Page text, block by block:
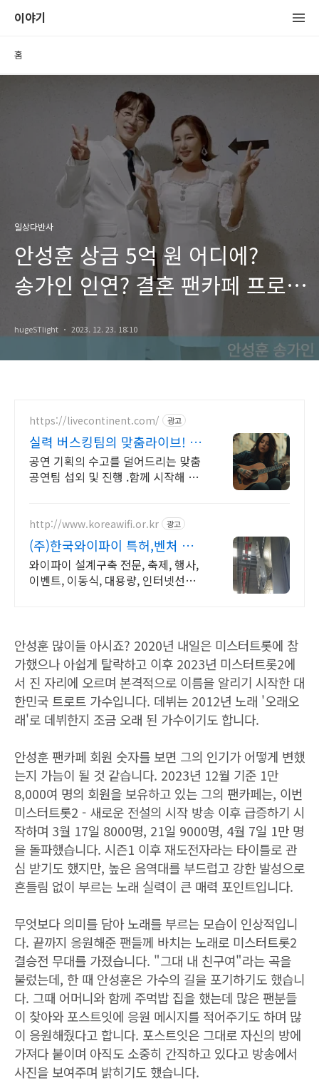
이야기
홈
일상다반사
안성훈 상금 5억 원 어디에?
송가인 인연? 결혼 팬카페 프로필
hugeSTlight 2023. 12. 23. 18:10
https://livecontinent.com/ 광고
실력 버스킹팀의 맞춤라이브! 버
스킹TV의 새 이름
공연 기획의 수고를 덜어드리는 맞춤
공연팀 섭외 및 진행 .함께 시작해 보
http://www.koreawifi.or.kr 광고
(주)한국와이파이 특허,벤처 빠
른상담 가능
와이파이 설계구축 전문, 축제, 행사,
이벤트, 이동식, 대용량, 인터넷선로
안성훈 많이들 아시죠? 2020년 내일은 미스터트롯에 참
가했으나 아쉽게 탈락하고 이후 2023년 미스터트롯2에
서 진 자리에 오르며 본격적으로 이름을 알리기 시작한 대
한민국 트로트 가수입니다. 데뷔는 2012년 노래 '오래오
래'로 데뷔한지 조금 오래 된 가수이기도 합니다.
안성훈 팬카페 회원 숫자를 보면 그의 인기가 어떻게 변했
는지 가늠이 될 것 같습니다. 2023년 12월 기준 1만
8,000여 명의 회원을 보유하고 있는 그의 팬카페는, 이번
미스터트롯2 - 새로운 전설의 시작 방송 이후 급증하기 시
작하며 3월 17일 8000명, 21일 9000명, 4월 7일 1만 명
을 돌파했습니다. 시즌1 이후 재도전자라는 타이틀로 관
심 받기도 했지만, 높은 음역대를 부드럽고 강한 발성으로
흔들림 없이 부르는 노래 실력이 큰 매력 포인트입니다.
무엇보다 의미를 담아 노래를 부르는 모습이 인상적입니
다. 끝까지 응원해준 팬들께 바치는 노래로 미스터트롯2
결승전 무대를 가졌습니다. "그대 내 친구여"라는 곡을
불렀는데, 한 때 안성훈은 가수의 길을 포기하기도 했습니
다. 그때 어머니와 함께 주먹밥 집을 했는데 많은 팬분들
이 찾아와 포스트잇에 응원 메시지를 적어주기도 하며 많
이 응원해줬다고 합니다. 포스트잇은 그대로 자신의 방에
가져다 붙이며 아직도 소중히 간직하고 있다고 방송에서
사진을 보여주며 밝히기도 했습니다.